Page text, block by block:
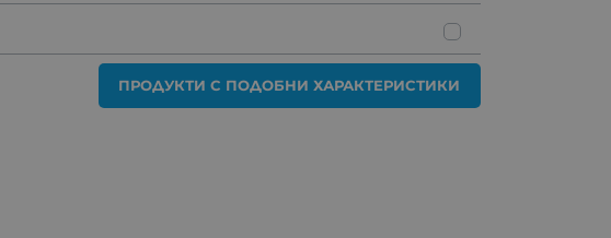
ПРОДУКТИ С ПОДОБНИ ХАРАКТЕРИСТИКИ